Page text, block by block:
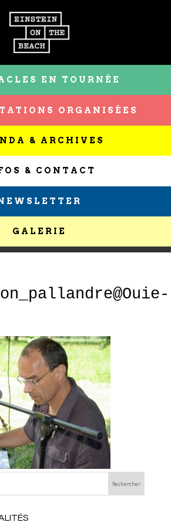
EN TOURNÉE
ORGANISÉES
& ARCHIVES
& CONTACT
GALERIE